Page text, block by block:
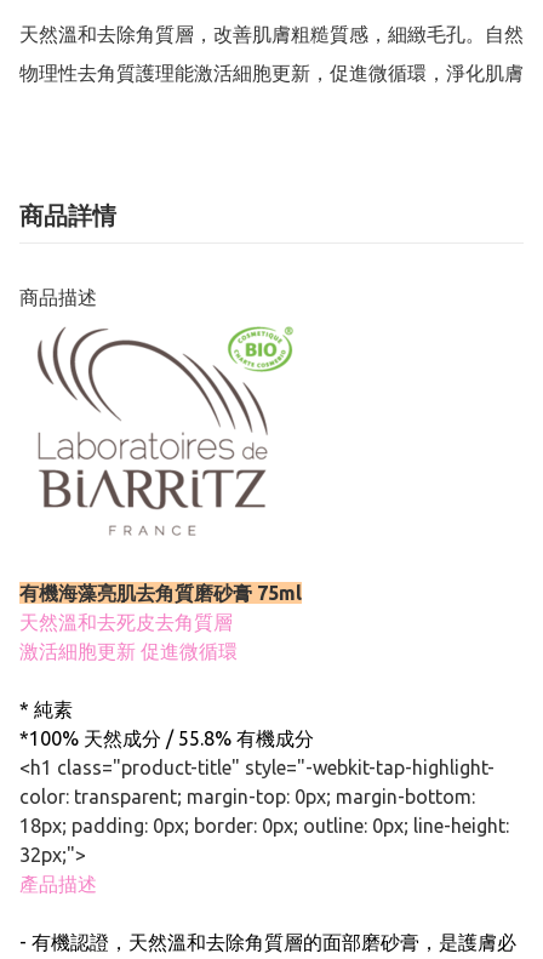
天然溫和去除角質層，改善肌膚粗糙質感，細緻毛孔。自然
物理性去角質護理能激活細胞更新，促進微循環，淨化肌膚
商品詳情
商品描述
有機海藻亮肌去角質磨砂膏 75ml
天然溫和去死皮去角質層
激活細胞更新 促進微循環
* 純素
*100% 天然成分 / 55.8% 有機成分
<h1 class="product-title" style="-webkit-tap-highlight-
color: transparent; margin-top: 0px; margin-bottom:
18px; padding: 0px; border: 0px; outline: 0px; line-height:
32px;">
產品描述
- 有機認證，天然溫和去除角質層的面部磨砂膏，是護膚必